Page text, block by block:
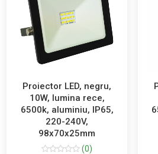
Proiector LED, negru,
10W, lumina rece,
6500k, aluminiu, IP65,
220-240V,
98x70x25mm
(0)